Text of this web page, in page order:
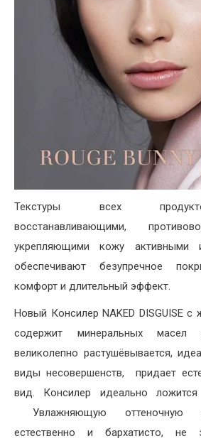
Текстуры всех
восстанавливающими,
укрепляющими кожу активными
обеспечивают безупречное
комфорт и длительный эффект.
Новый Консилер NAKED DISGUISE
содержит минеральных
великолепно растушёвывается,
виды несовершенств, придает
вид. Консилер идеально
Увлажняющую оттеночную
естественно и бархатисто, не